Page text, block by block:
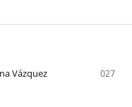
Vázquez
027